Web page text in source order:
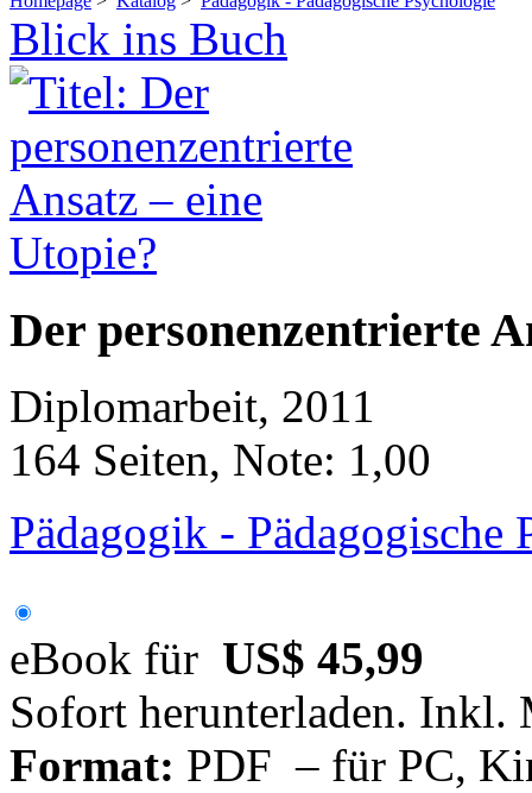
Blick ins Buch
Der personenzentrierte
Diplomarbeit, 2011
164 Seiten, Note: 1,00
Pädagogik - Pädagogische
eBook für US$ 45,99
Sofort herunterladen. Inkl.
Format: PDF – für PC,